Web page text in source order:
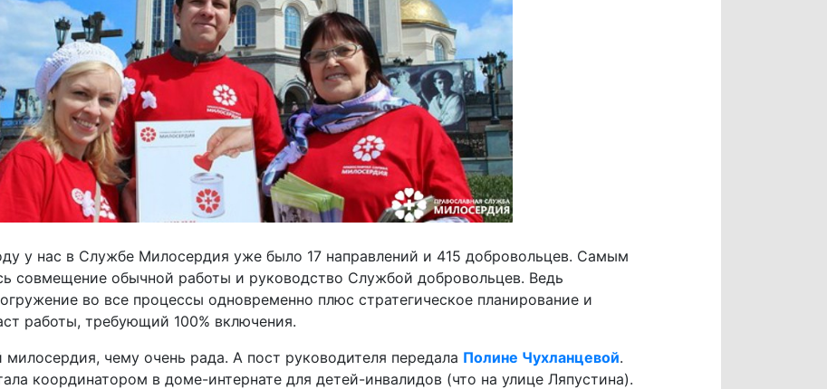
у нас в Службе Милосердия уже было 17 направлений и 415 добровольцев. Самым
совмещение обычной работы и руководство Службой добровольцев. Ведь
во все процессы одновременно плюс стратегическое планирование и
работы, требующий 100% включения.
милосердия, чему очень рада. А пост руководителя передала Полине Чухланцевой.
координатором в доме-интернате для детей-инвалидов (что на улице Ляпустина).